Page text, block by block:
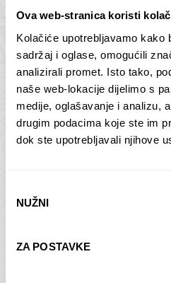
Ova web-stranica koristi
Kolačiće upotrebljavamo kako
sadržaj i oglase, omogućili
analizirali promet. Isto tako,
naše web-lokacije dijelimo s
medije, oglašavanje i analizu,
drugim podacima koje ste im
dok ste upotrebljavali njihove
pristanka
NUŽNI
ZA POSTAVKE
Butan – ljudi 2
75,00€ – 138,00€
cijena:
od
75,00 €
ODABERI OPCIJE
Dolac